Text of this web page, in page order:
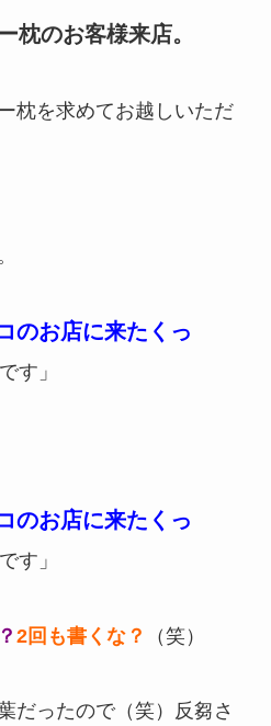
枕のお客様来店。
枕を求めてお越しいただ
のお店に来たくっ
す」
のお店に来たくっ
す」
2回も書くな？ （笑）
だったので（笑）反芻さ